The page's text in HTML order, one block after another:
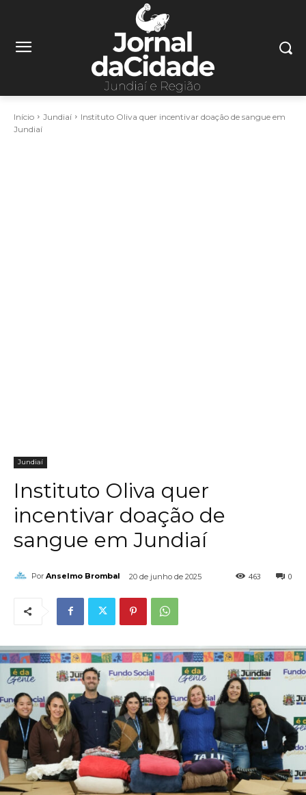
Início Jundiaí
Instituto Oliva quer incentivar doação de sangue em
Jundiaí
Jundiaí
Instituto Oliva quer
incentivar doação de
sangue em Jundiaí
Por Anselmo Brombal 20 de junho de 2025 0
463